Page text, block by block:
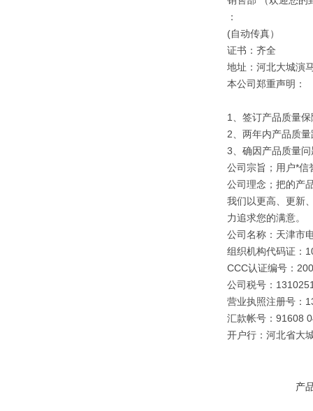
：
(自动传真）
证书：齐全
地址：河北大城演
本公司郑重声明：
1、签订产品质量
2、两年内产品质
3、确因产品质量
公司宗旨；用户*信
公司理念；把的产
我们以更高、更新
力追求您的满意。
公司名称：天津市
组织机构代码证：
CCC认证编号：
公司税号：
营业执照注册号：
汇款帐号：91608
开户行：河北省大
产